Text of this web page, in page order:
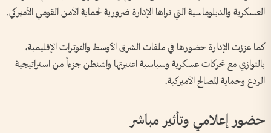
العسكرية والدبلوماسية التي تراها الإدارة ضرورية لحماية الأمن القومي الأميركي.
كما عززت الإدارة حضورها في ملفات الشرق الأوسط والتوترات الإقليمية،
بالتوازي مع تحركات عسكرية وسياسية اعتبرتها واشنطن جزءاً من استراتيجية
الردع وحماية المصالح الأميركية.
حضور إعلامي وتأثير مباشر